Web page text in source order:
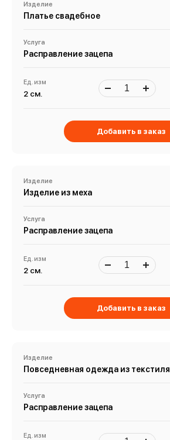
Изделие
Платье свадебное
Услуга
Расправление зацепа
Ед. изм
2 см.
Добавить в заказ
Изделие
Изделие из меха
Услуга
Расправление зацепа
Ед. изм
2 см.
Добавить в заказ
Изделие
Повседневная одежда из текстиля
Услуга
Расправление зацепа
Ед. изм